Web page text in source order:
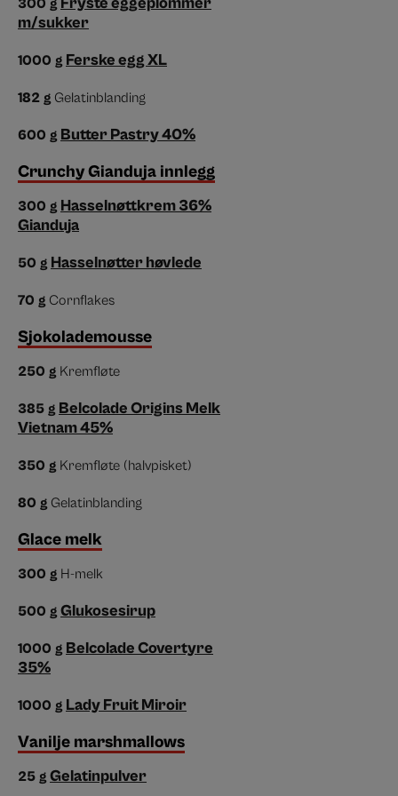
m/sukker
1000 g Ferske egg XL
182 g Gelatinblanding
600 g Butter Pastry 40%
Crunchy Gianduja innlegg
300 g Hasselnøttkrem 36%
Gianduja
50 g Hasselnøtter høvlede
70 g Cornflakes
Sjokolademousse
250 g Kremfløte
385 g Belcolade Origins Melk
Vietnam 45%
350 g Kremfløte (halvpisket)
80 g Gelatinblanding
Glace melk
300 g H-melk
500 g Glukosesirup
1000 g Belcolade Covertyre
35%
1000 g Lady Fruit Miroir
Vanilje marshmallows
25 g Gelatinpulver